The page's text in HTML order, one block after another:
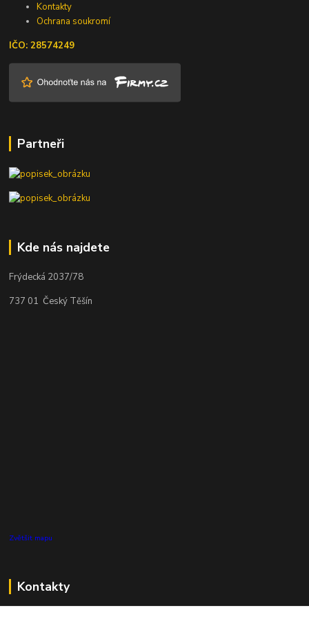
Kontakty
Ochrana soukromí
IČO: 28574249
Partneři
Kde nás najdete
Frýdecká 2037/78
737 01 Český Těšín
Zvětšit mapu
Kontakty